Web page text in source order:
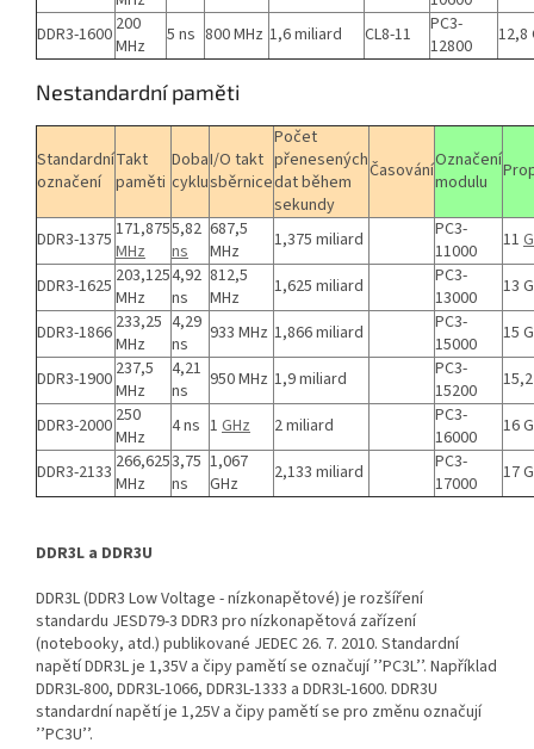
DDR3-1600 200
MHz
5 ns 800 MHz 1,6 miliard CL8-11
PC3-
12800
12,8
Nestandardní paměti
Standardní
označení
Takt
paměti
Doba
cyklu
I/O takt
sběrnice
Počet
přenesených
dat během
sekundy
ČasováníOznačení
modulu
DDR3-1375 171,875
MHz
5,82
ns
687,5
MHz
1,375 miliard
PC3-
11000
11
DDR3-1625 203,125
MHz
4,92
ns
812,5
MHz
1,625 miliard
PC3-
13000
13
DDR3-1866 233,25
MHz
4,29
ns
933 MHz 1,866 miliard
PC3-
15000
15
DDR3-1900 237,5
MHz
4,21
ns
950 MHz 1,9 miliard
PC3-
15200
DDR3-2000 250
MHz
4 ns 1 GHz 2 miliard
PC3-
16000
16
DDR3-2133 266,625
MHz
3,75
ns
1,067
GHz
2,133 miliard
PC3-
17000
17
DDR3L a DDR3U
DDR3L (DDR3 Low Voltage - nízkonapětové) je rozšíření
standardu JESD79-3 DDR3 pro nízkonapětová zařízení
(notebooky, atd.) publikované JEDEC 26. 7. 2010. Standardní
napětí DDR3L je 1,35V a čipy pamětí se označují ’’PC3L’’. Například
DDR3L‐800, DDR3L‐1066, DDR3L‐1333 a DDR3L‐1600. DDR3U
standardní napětí je 1,25V a čipy pamětí se pro změnu označují
’’PC3U’’.